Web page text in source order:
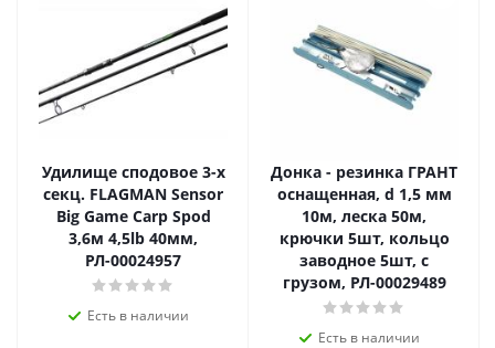
Удилище сподовое 3-х
секц. FLAGMAN Sensor
Big Game Carp Spod
3,6м 4,5lb 40мм,
РЛ-00024957
Есть в наличии
Донка - резинка ГРАНТ
оснащенная, d 1,5 мм
10м, леска 50м,
крючки 5шт, кольцо
заводное 5шт, с
грузом, РЛ-00029489
Есть в наличии